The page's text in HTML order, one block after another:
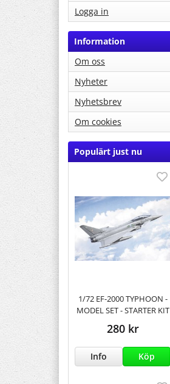
Logga in
Information
Om oss
Nyheter
Nyhetsbrev
Om cookies
Populärt just nu
1/72 EF-2000 TYPHOON -
MODEL SET - STARTER KIT
280 kr
Info Köp